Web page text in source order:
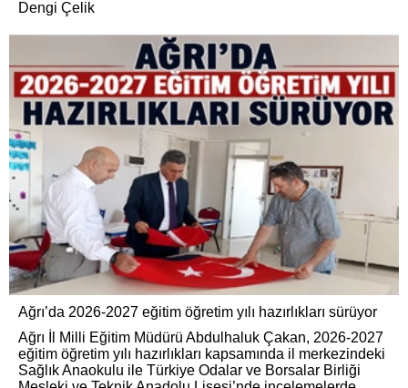
Dengi Çelik
Ağrı’da 2026-2027 eğitim öğretim yılı hazırlıkları sürüyor
Ağrı İl Milli Eğitim Müdürü Abdulhaluk Çakan, 2026-2027
eğitim öğretim yılı hazırlıkları kapsamında il merkezindeki
Sağlık Anaokulu ile Türkiye Odalar ve Borsalar Birliği